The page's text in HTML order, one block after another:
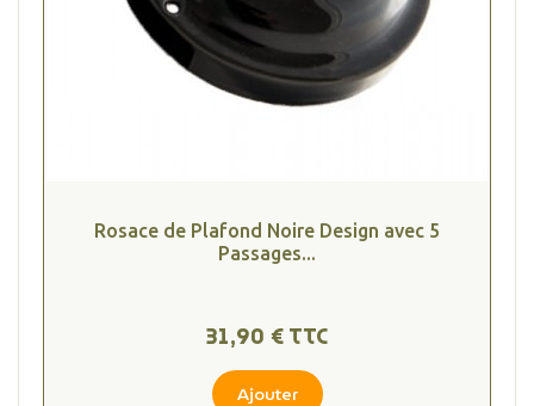
Rosace de Plafond Noire Design avec 5
Passages...
31,90 € TTC
Ajouter